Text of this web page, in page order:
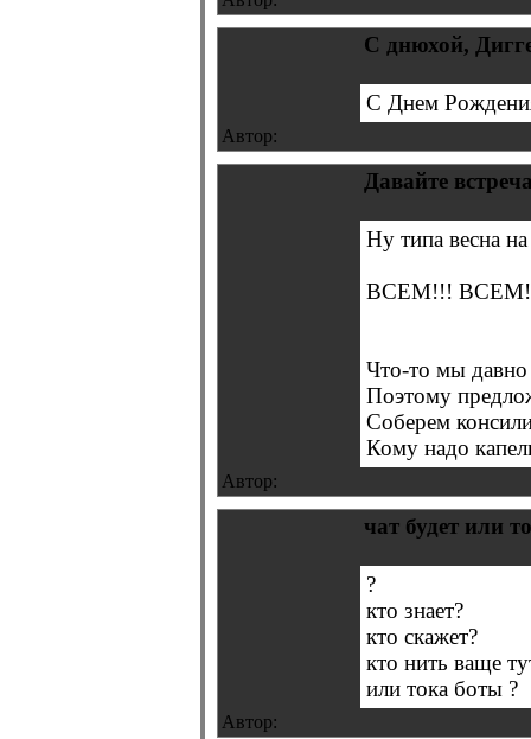
С днюхой,
С Днем
Автор:
Давайте
Ну типа весна
ВСЕМ!!!
Что-то мы
Поэтому
Соберем
Кому надо
Автор:
чат будет или
?
кто знает?
кто скажет?
кто нить ваще
или тока боты ?
Автор: